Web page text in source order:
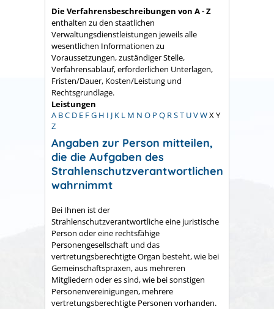
Die Verfahrensbeschreibungen von A - Z
enthalten zu den staatlichen
Verwaltungsdienstleistungen jeweils alle
wesentlichen Informationen zu
Voraussetzungen, zuständiger Stelle,
Verfahrensablauf, erforderlichen Unterlagen,
Fristen/Dauer, Kosten/Leistung und
Rechtsgrundlage.
Leistungen
A BC D E FG H I J K L M N O P Q RST UVWX Y
Z
Angaben zur Person mitteilen,
die die Aufgaben des
Strahlenschutzverantwortlichen
wahrnimmt
Bei Ihnen ist der
Strahlenschutzverantwortliche eine juristische
Person oder eine rechtsfähige
Personengesellschaft und das
vertretungsberechtigte Organ besteht, wie bei
Gemeinschaftspraxen, aus mehreren
Mitgliedern oder es sind, wie bei sonstigen
Personenvereinigungen, mehrere
vertretungsberechtigte Personen vorhanden.